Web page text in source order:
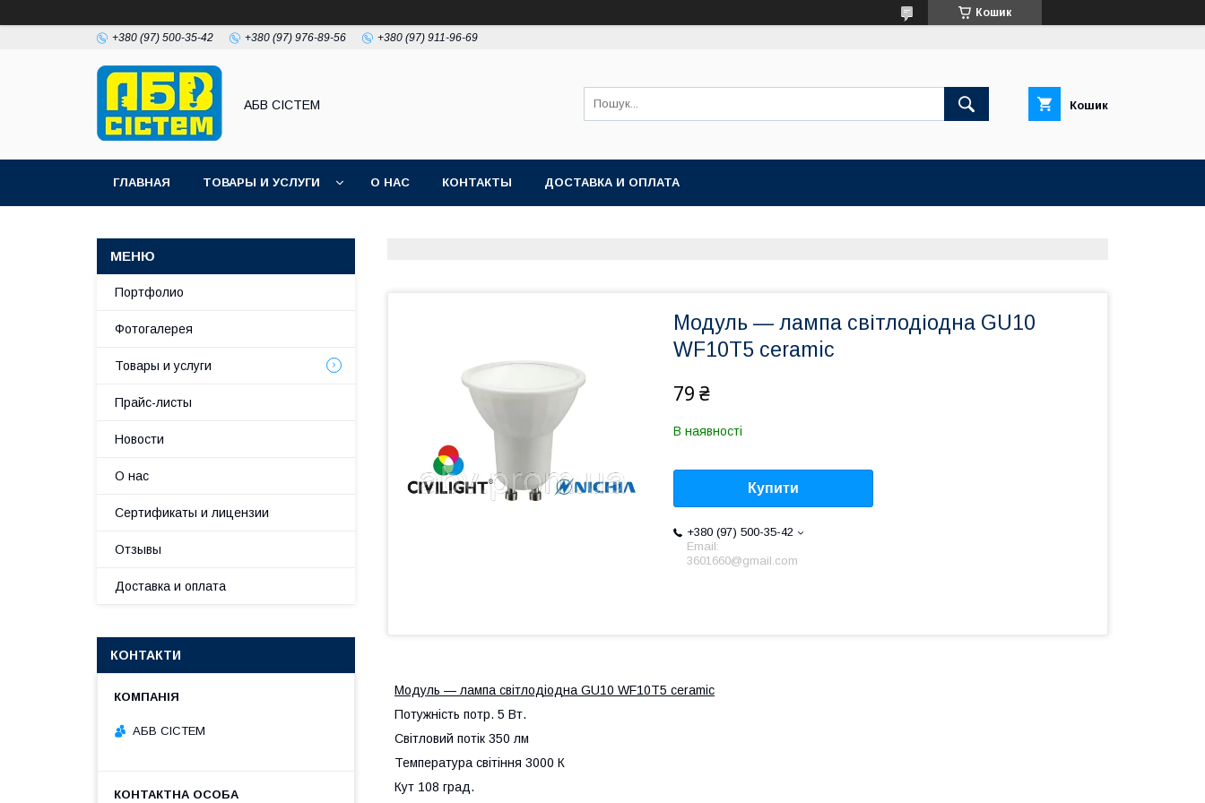
Кошик
+380 (97) 500-35-42 +380 (97) 976-89-56 +380 (97) 911-96-69
АБВ СІСТЕМ Кошик
ГЛАВНАЯ ТОВАРЫ И УСЛУГИ О НАС КОНТАКТЫ ДОСТАВКА И ОПЛАТА
Модуль — лампа світлодіодна GU10
WF10T5 ceramic
79 ₴
В наявності
Купити
+380 (97) 500-35-42
Email:
3601660@gmail.com
Модуль — лампа світлодіодна GU10 WF10T5 ceramic
Потужність потр. 5 Вт.
Світловий потік 350 лм
Температура світіння 3000 К
Кут 108 град.
Портфолио
Фотогалерея
Товары и услуги
Прайс-листы
Новости
О нас
Сертификаты и лицензии
Отзывы
Доставка и оплата
КОНТАКТИ
АБВ СІСТЕМ